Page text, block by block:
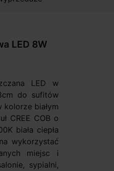
LED 8W
LED w
do sufitów
kolorze białym
CREE COB o
biała ciepła
wykorzystać
miejsc i
sypialni,